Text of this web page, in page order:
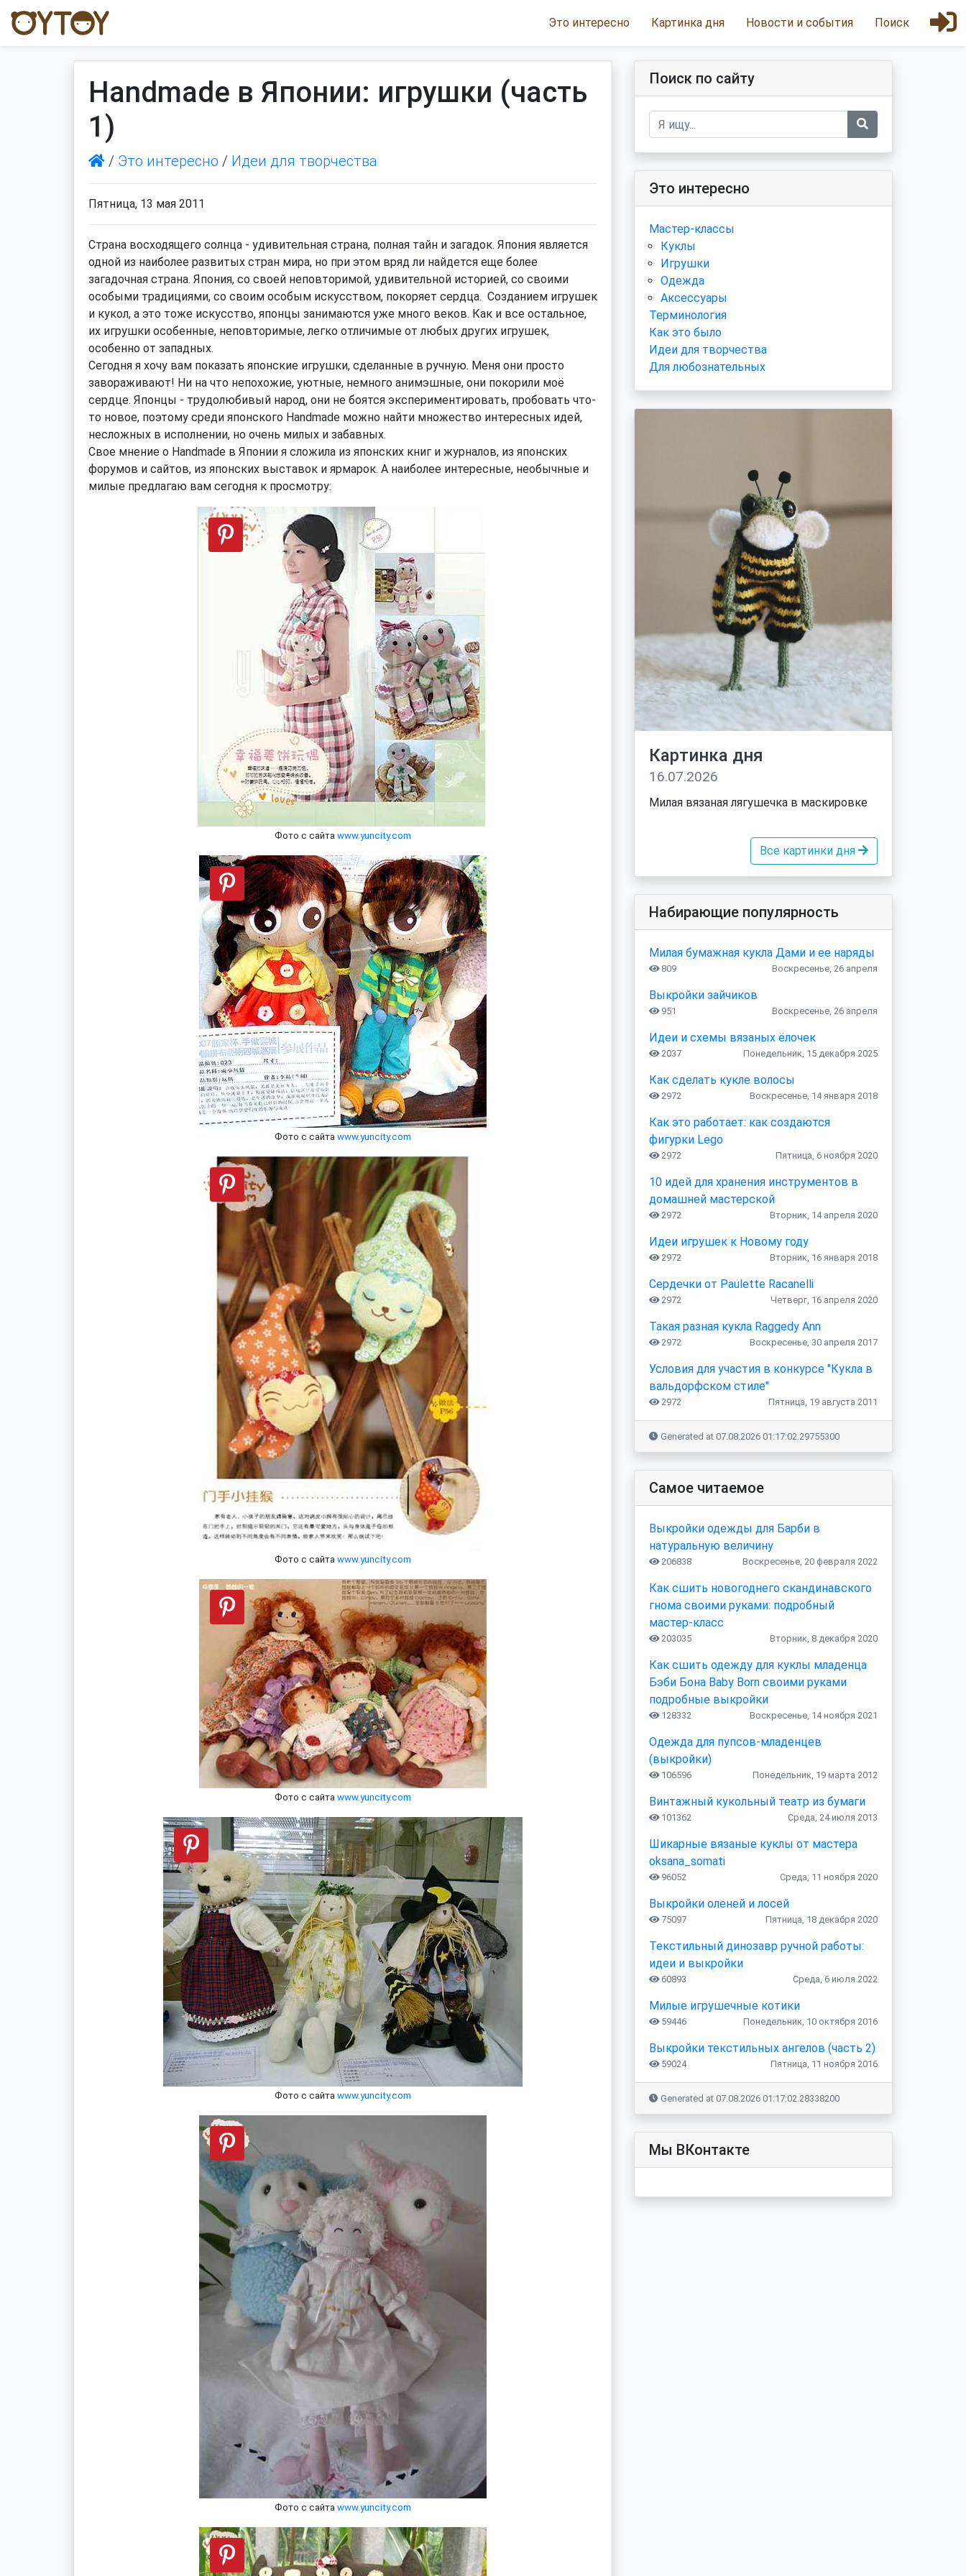
Это интересно Картинка дня Новости и события Поиск
Handmade в Японии: игрушки (часть
1)
/ Это интересно / Идеи для творчества
Пятница, 13 мая 2011
Страна восходящего солнца - удивительная страна, полная тайн и загадок. Япония является
одной из наиболее развитых стран мира, но при этом вряд ли найдется еще более
загадочная страна. Япония, со своей неповторимой, удивительной историей, со своими
особыми традициями, со своим особым искусством, покоряет сердца. Созданием игрушек
и кукол, а это тоже искусство, японцы занимаются уже много веков. Как и все остальное,
их игрушки особенные, неповторимые, легко отличимые от любых других игрушек,
особенно от западных.
Сегодня я хочу вам показать японские игрушки, сделанные в ручную. Меня они просто
завораживают! Ни на что непохожие, уютные, немного анимэшные, они покорили моё
сердце. Японцы - трудолюбивый народ, они не боятся экспериментировать, пробовать что-
то новое, поэтому среди японского Handmade можно найти множество интересных идей,
несложных в исполнении, но очень милых и забавных.
Свое мнение о Handmade в Японии я сложила из японских книг и журналов, из японских
форумов и сайтов, из японских выставок и ярмарок. А наиболее интересные, необычные и
милые предлагаю вам сегодня к просмотру:
Фото с сайта www.yuncity.com
Фото с сайта www.yuncity.com
Фото с сайта www.yuncity.com
Фото с сайта www.yuncity.com
Фото с сайта www.yuncity.com
Фото с сайта www.yuncity.com
Поиск по сайту
Это интересно
Мастер-классы
Куклы
Игрушки
Одежда
Аксессуары
Терминология
Как это было
Идеи для творчества
Для любознательных
Картинка дня
16.07.2026
Милая вязаная лягушечка в маскировке
Все картинки дня
Набирающие популярность
Милая бумажная кукла Дами и ее наряды
809 Воскресенье, 26 апреля
Выкройки зайчиков
951 Воскресенье, 26 апреля
Идеи и схемы вязаных ёлочек
2037 Понедельник, 15 декабря 2025
Как сделать кукле волосы
2972 Воскресенье, 14 января 2018
Как это работает: как создаются
фигурки Lego
2972 Пятница, 6 ноября 2020
10 идей для хранения инструментов в
домашней мастерской
2972 Вторник, 14 апреля 2020
Идеи игрушек к Новому году
2972 Вторник, 16 января 2018
Сердечки от Paulette Racanelli
2972 Четверг, 16 апреля 2020
Такая разная кукла Raggedy Ann
2972 Воскресенье, 30 апреля 2017
Условия для участия в конкурсе "Кукла в
вальдорфском стиле"
2972 Пятница, 19 августа 2011
Generated at 07.08.2026 01:17:02.29755300
Самое читаемое
Выкройки одежды для Барби в
натуральную величину
206838 Воскресенье, 20 февраля 2022
Как сшить новогоднего скандинавского
гнома своими руками: подробный
мастер-класс
203035 Вторник, 8 декабря 2020
Как сшить одежду для куклы младенца
Бэби Бона Baby Born своими руками
подробные выкройки
128332 Воскресенье, 14 ноября 2021
Одежда для пупсов-младенцев
(выкройки)
106596 Понедельник, 19 марта 2012
Винтажный кукольный театр из бумаги
101362 Среда, 24 июля 2013
Шикарные вязаные куклы от мастера
oksana_somati
96052 Среда, 11 ноября 2020
Выкройки оленей и лосей
75097 Пятница, 18 декабря 2020
Текстильный динозавр ручной работы:
идеи и выкройки
60893 Среда, 6 июля 2022
Милые игрушечные котики
59446 Понедельник, 10 октября 2016
Выкройки текстильных ангелов (часть 2)
59024 Пятница, 11 ноября 2016
Generated at 07.08.2026 01:17:02.28338200
Мы ВКонтакте